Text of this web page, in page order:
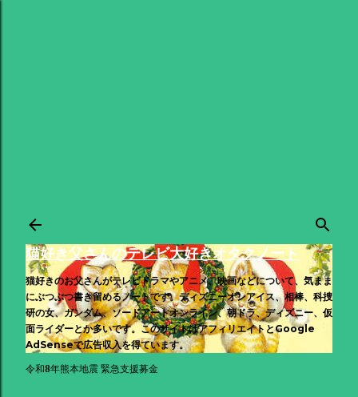
猫好き父さんのテレビ大好きオタクノート
猫好きのお父さんがテレビドラマやアニメ、映画などについて、気まま
にぶつぶつ書き留めるノートです。ディズニーオンアイス、相棒、科捜
研の女、ガンダム、ソードアートオンライン、朝ドラ、ディズニー、仮
面ライダーとか多いです。このサイトはアフィリエイトとGoogle
AdSenseで広告収入を得ています。
令和8年熊本地震 緊急支援募金